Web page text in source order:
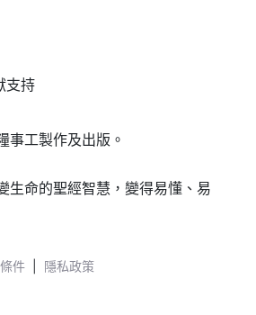
支持
事工製作及出版。
生命的聖經智慧，變得易懂、易
件 隱私政策